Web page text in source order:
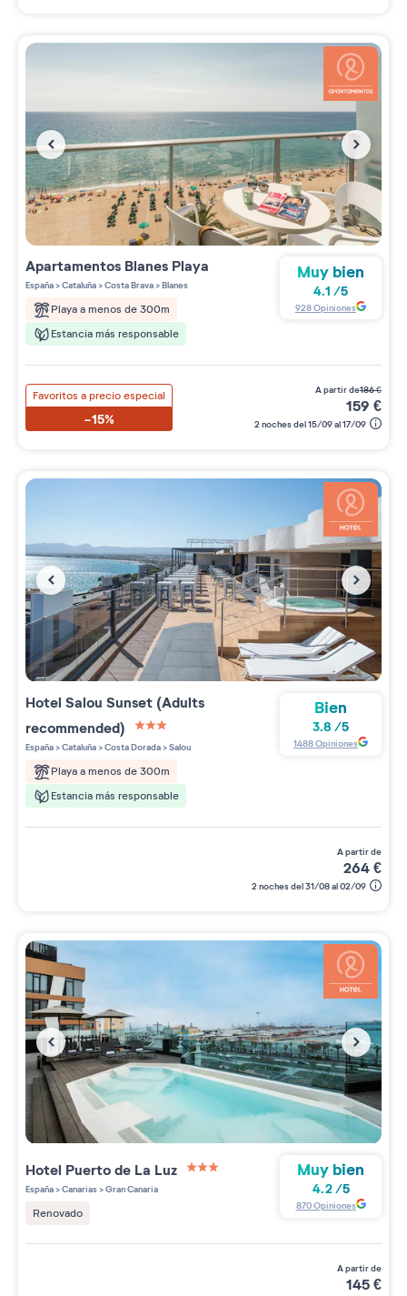
Apartamentos Blanes Playa
España>Cataluña>Costa Brava>Blanes
Playa a menos de 300m
Estancia más responsable
Muy bien
4.1 /5
928Opiniones
Favoritos a precio especial
-15%
a partir de186€
159 €
2 noches del 15/09 al 17/09
Hotel Salou Sunset (Adults
recommended)
3 étoiles sur 5
España>Cataluña>Costa Dorada>Salou
Playa a menos de 300m
Estancia más responsable
Bien
3.8 /5
1488Opiniones
a partir de
264€
2 noches del 31/08 al 02/09
Hotel Puerto de La Luz
España>Canarias>Gran Canaria
Renovado
Muy bien
4.2/5
870Opiniones
a partir de
145€